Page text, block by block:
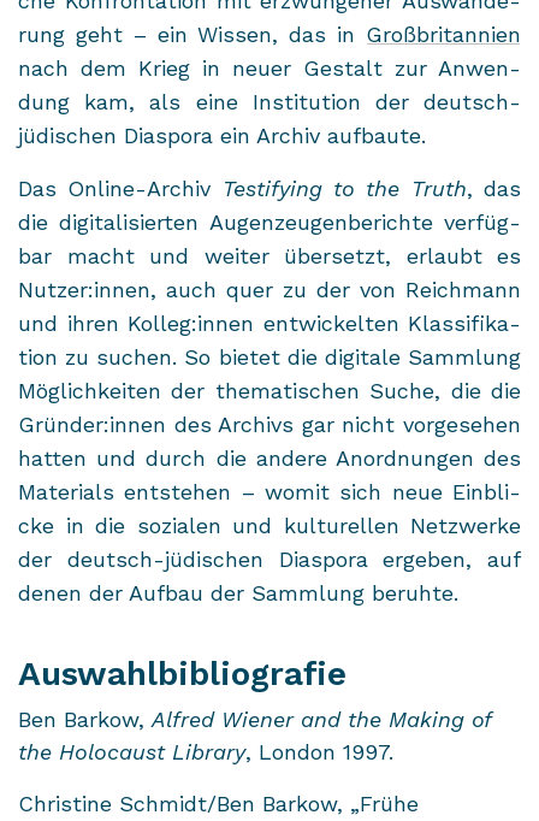
rung geht – ein Wis­sen, das in Groß­bri­tan­ni­en
nach dem Krieg in neuer Ge­stalt zur An­wen­
dung kam, als eine In­sti­tu­ti­on der deutsch-​
jüdischen Dia­spo­ra ein Ar­chiv auf­bau­te.
Das Online-​Archiv Testi­fy­ing to the Truth, das
die di­gi­ta­li­sier­ten Au­gen­zeu­gen­be­rich­te ver­füg­
bar macht und wei­ter über­setzt, er­laubt es
Nut­zer:innen, auch quer zu der von Reich­mann
und ihren Kol­leg:innen ent­wi­ckel­ten Klas­si­fi­ka­
ti­on zu su­chen. So bie­tet die di­gi­ta­le Samm­lung
Mög­lich­kei­ten der the­ma­ti­schen Suche, die die
Grün­der:innen des Ar­chivs gar nicht vor­ge­se­hen
hat­ten und durch die an­de­re An­ord­nun­gen des
Ma­te­ri­als ent­ste­hen – womit sich neue Ein­bli­
cke in die so­zia­len und kul­tu­rel­len Netz­wer­ke
der deutsch-​jüdischen Dia­spo­ra er­ge­ben, auf
denen der Auf­bau der Samm­lung be­ruh­te.
Auswahlbibliografie
Ben Barkow, Alfred Wiener and the Making of
the Holocaust Library, London 1997.
Christine Schmidt/Ben Barkow, „Frühe